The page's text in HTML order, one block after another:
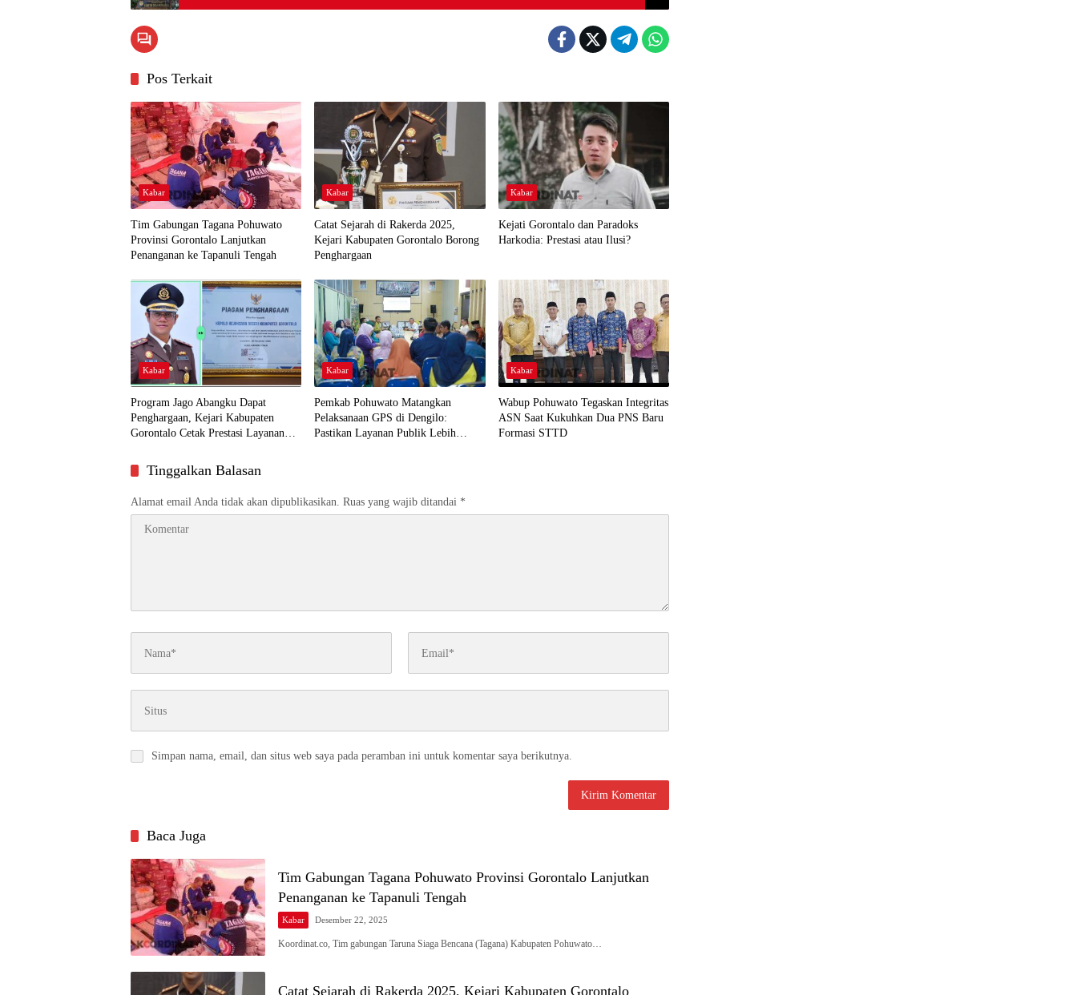
Pos Terkait
Kabar
Tim Gabungan Tagana Pohuwato
Provinsi Gorontalo Lanjutkan
Penanganan ke Tapanuli Tengah
Kabar
Catat Sejarah di Rakerda 2025,
Kejari Kabupaten Gorontalo Borong
Penghargaan
Kabar
Kejati Gorontalo dan Paradoks
Harkodia: Prestasi atau Ilusi?
Kabar
Program Jago Abangku Dapat
Penghargaan, Kejari Kabupaten
Gorontalo Cetak Prestasi Layanan
Kabar
Pemkab Pohuwato Matangkan
Pelaksanaan GPS di Dengilo:
Pastikan Layanan Publik Lebih
Kabar
Wabup Pohuwato Tegaskan Integritas
ASN Saat Kukuhkan Dua PNS Baru
Formasi STTD
Tinggalkan Balasan
Alamat email Anda tidak akan dipublikasikan. Ruas yang wajib ditandai *
Simpan nama, email, dan situs web saya pada peramban ini untuk komentar saya berikutnya.
Baca Juga
Tim Gabungan Tagana Pohuwato Provinsi Gorontalo Lanjutkan
Penanganan ke Tapanuli Tengah
Kabar Desember 22, 2025
Koordinat.co, Tim gabungan Taruna Siaga Bencana (Tagana) Kabupaten Pohuwato…
Catat Sejarah di Rakerda 2025, Kejari Kabupaten Gorontalo